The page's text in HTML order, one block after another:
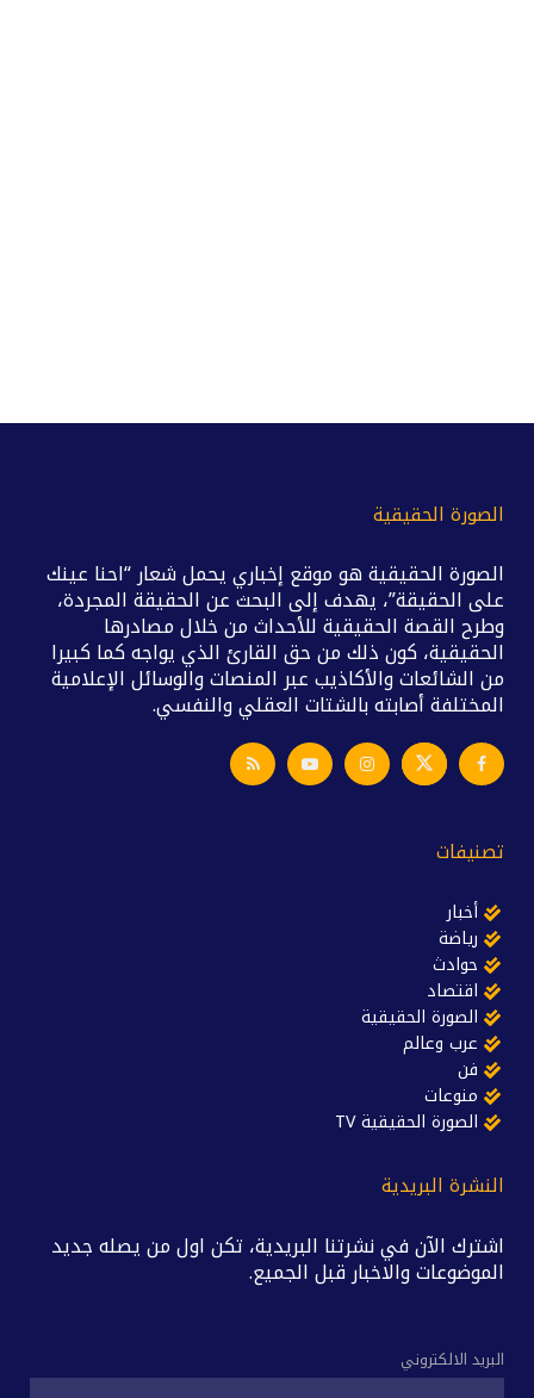
الصورة الحقيقية
الصورة الحقيقية هو موقع إخباري يحمل شعار “احنا عينك
على الحقيقة”، يهدف إلى البحث عن الحقيقة المجردة،
وطرح القصة الحقيقية للأحداث من خلال مصادرها
الحقيقية، كون ذلك من حق القارئ الذي يواجه كما كبيرا
من الشائعات والأكاذيب عبر المنصات والوسائل الإعلامية
المختلفة أصابته بالشتات العقلي والنفسي.
تصنيفات
أخبار
رياضة
حوادث
اقتصاد
الصورة الحقيقية
عرب وعالم
فن
منوعات
الصورة الحقيقية TV
النشرة البريدية
اشترك الآن في نشرتنا البريدية، تكن اول من يصله جديد
الموضوعات والاخبار قبل الجميع.
البريد الالكتروني